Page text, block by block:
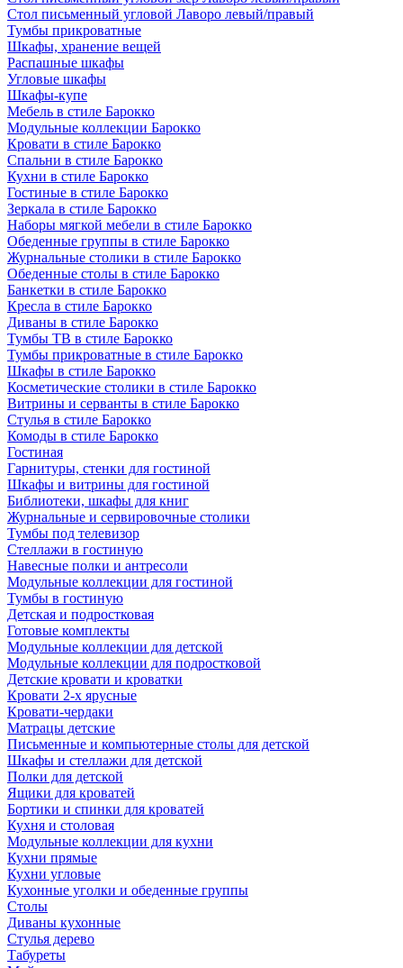
Стол письменный угловой Лаворо левый/правый
Тумбы прикроватные
Шкафы, хранение вещей
Распашные шкафы
Угловые шкафы
Шкафы-купе
Мебель в стиле Барокко
Модульные коллекции Барокко
Кровати в стиле Барокко
Спальни в стиле Барокко
Кухни в стиле Барокко
Гостиные в стиле Барокко
Зеркала в стиле Барокко
Наборы мягкой мебели в стиле Барокко
Обеденные группы в стиле Барокко
Журнальные столики в стиле Барокко
Обеденные столы в стиле Барокко
Банкетки в стиле Барокко
Кресла в стиле Барокко
Диваны в стиле Барокко
Тумбы ТВ в стиле Барокко
Тумбы прикроватные в стиле Барокко
Шкафы в стиле Барокко
Косметические столики в стиле Барокко
Витрины и серванты в стиле Барокко
Стулья в стиле Барокко
Комоды в стиле Барокко
Гостиная
Гарнитуры, стенки для гостиной
Шкафы и витрины для гостиной
Библиотеки, шкафы для книг
Журнальные и сервировочные столики
Тумбы под телевизор
Стеллажи в гостиную
Навесные полки и антресоли
Модульные коллекции для гостиной
Тумбы в гостиную
Детская и подростковая
Готовые комплекты
Модульные коллекции для детской
Модульные коллекции для подростковой
Детские кровати и кроватки
Кровати 2-х ярусные
Кровати-чердаки
Матрацы детские
Письменные и компьютерные столы для детской
Шкафы и стеллажи для детской
Полки для детской
Ящики для кроватей
Бортики и спинки для кроватей
Кухня и столовая
Модульные коллекции для кухни
Кухни прямые
Кухни угловые
Кухонные уголки и обеденные группы
Столы
Диваны кухонные
Стулья дерево
Табуреты